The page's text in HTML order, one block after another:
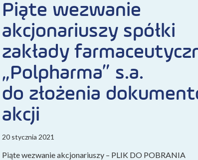
Piąte wezwanie
akcjonariuszy spółki
zakłady
„Polpharma” s.a.
do złożenia
akcji
20 stycznia 2021
Piąte wezwanie akcjonariuszy – PLIK DO POBRANIA